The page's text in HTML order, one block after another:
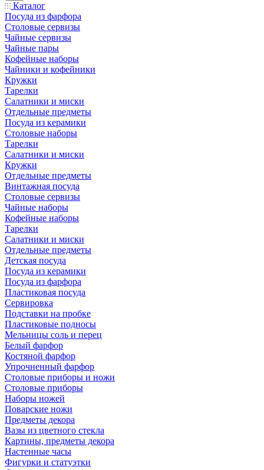
Каталог
Посуда из фарфора
Столовые сервизы
Чайные сервизы
Чайные пары
Кофейные наборы
Чайники и кофейники
Кружки
Тарелки
Салатники и миски
Отдельные предметы
Посуда из керамики
Столовые наборы
Тарелки
Салатники и миски
Кружки
Отдельные предметы
Винтажная посуда
Столовые сервизы
Чайные наборы
Кофейные наборы
Тарелки
Салатники и миски
Отдельные предметы
Детская посуда
Посуда из керамики
Посуда из фарфора
Пластиковая посуда
Сервировка
Подставки на пробке
Пластиковые подносы
Мельницы соль и перец
Белый фарфор
Костяной фарфор
Упрочненный фарфор
Столовые приборы и ножи
Столовые приборы
Наборы ножей
Поварские ножи
Предметы декора
Вазы из цветного стекла
Картины, предметы декора
Настенные часы
Фигурки и статуэтки